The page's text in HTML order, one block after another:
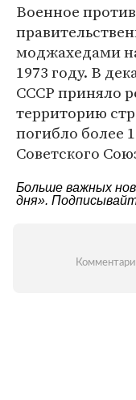
Военное
моджахедами
1973 году. В
СССР приняло
территорию
погибло более
Советского
Больше важных
дня».